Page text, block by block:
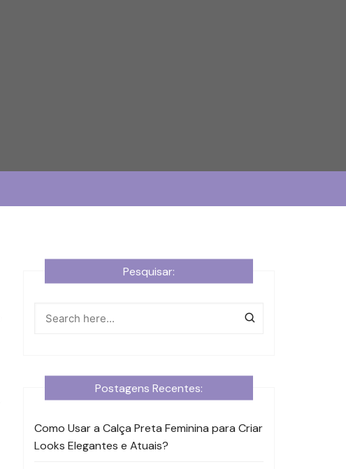
Pesquisar:
Postagens Recentes:
Como Usar a Calça Preta Feminina para Criar
Looks Elegantes e Atuais?